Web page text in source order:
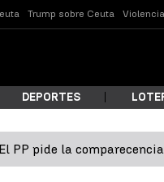
Trump sobre Ceuta
DEPORTES
El PP pide la